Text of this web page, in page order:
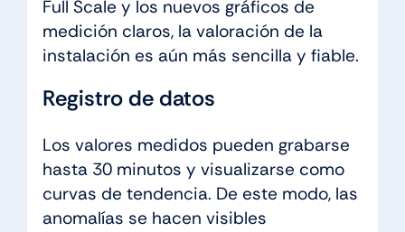
Full Scale y los nuevos gráficos de
medición claros, la valoración de la
instalación es aún más sencilla y fiable.
Registro de datos
Los valores medidos pueden grabarse
hasta 30 minutos y visualizarse como
curvas de tendencia. De este modo, las
anomalías se hacen visibles